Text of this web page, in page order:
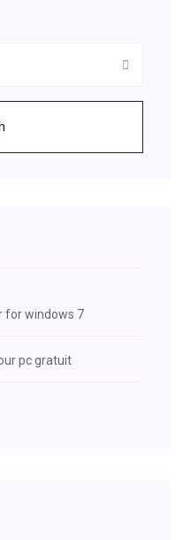
for windows 7
pc gratuit